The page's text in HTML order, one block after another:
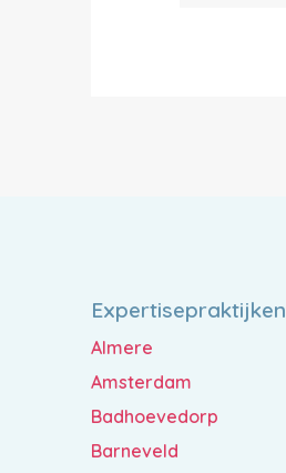
Expertisepraktijken
Almere
Amsterdam
Badhoevedorp
Barneveld